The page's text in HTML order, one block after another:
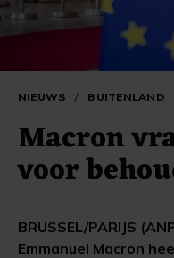
NIEUWS / BUITENLAND
Macron
voor
BRUSSEL/PARIJS
Emmanuel Macron